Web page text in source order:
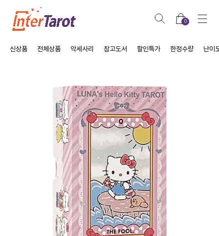
0
신상품 전체상품 악세사리 참고도서 할인특가 한정수량 난이